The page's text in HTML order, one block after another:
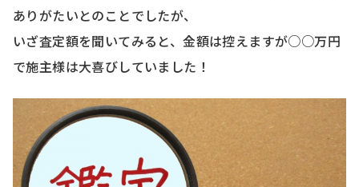
ありがたいとのことでしたが、
いざ査定額を聞いてみると、金額は控えますが○○万円
で施主様は大喜びしていました！